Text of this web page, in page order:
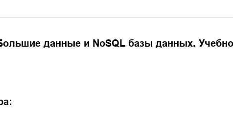
данные и NoSQL базы данных.